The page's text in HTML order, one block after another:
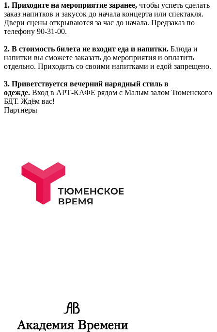
1. Приходите на мероприятие заранее, чтобы успеть сделать
заказ напитков и закусок до начала концерта или спектакля.
Двери сцены открываются за час до начала. Предзаказ по
телефону 90-31-00.
2. В стоимость билета не входит еда и напитки. Блюда и
напитки вы сможете заказать до мероприятия и оплатить
отдельно. Приходить со своими напитками и едой запрещено.
3. Приветствуется вечерний нарядный стиль в
одежде. Вход в АРТ-КАФЕ рядом с Малым залом Тюменского
БДТ. Ждём вас!
Партнеры